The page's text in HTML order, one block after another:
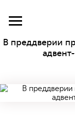
В преддверии